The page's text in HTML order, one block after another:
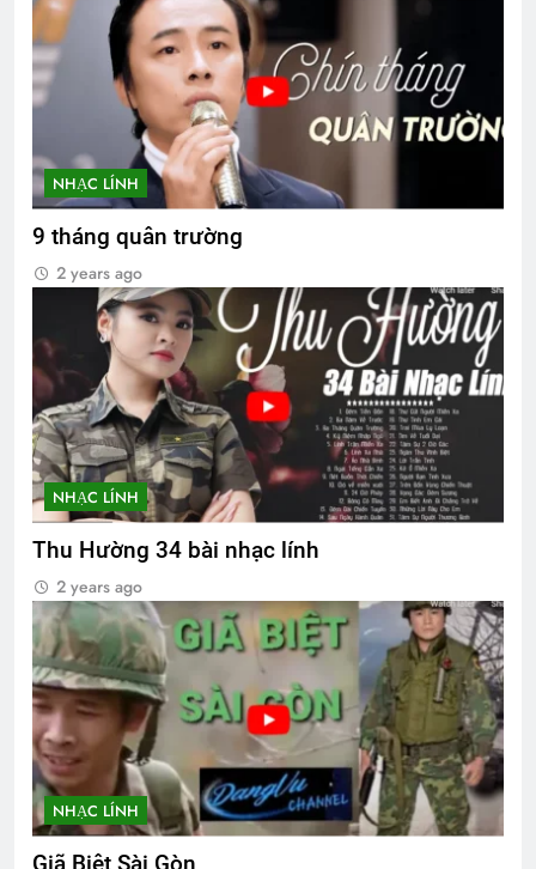
NHẠC LÍNH
9 tháng quân trường
2 years ago
NHẠC LÍNH
Thu Hường 34 bài nhạc lính
2 years ago
NHẠC LÍNH